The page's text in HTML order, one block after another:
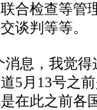
合检查等管
谈判等等。
息，我觉
5月13号之
在此之前各